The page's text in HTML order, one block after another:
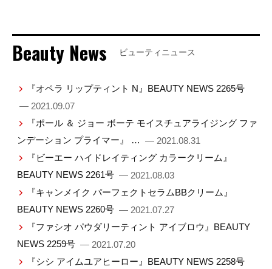
Beauty News ビューティニュース
『オペラ リップティント N』BEAUTY NEWS 2265号
— 2021.09.07
『ポール ＆ ジョー ボーテ モイスチュアライジング ファ
ンデーション プライマー』 … — 2021.08.31
『ビーエー ハイドレイティング カラークリーム』
BEAUTY NEWS 2261号 — 2021.08.03
『キャンメイク パーフェクトセラムBBクリーム』
BEAUTY NEWS 2260号 — 2021.07.27
『ファシオ パウダリーティント アイブロウ』BEAUTY
NEWS 2259号 — 2021.07.20
『シシ アイムユアヒーロー』BEAUTY NEWS 2258号